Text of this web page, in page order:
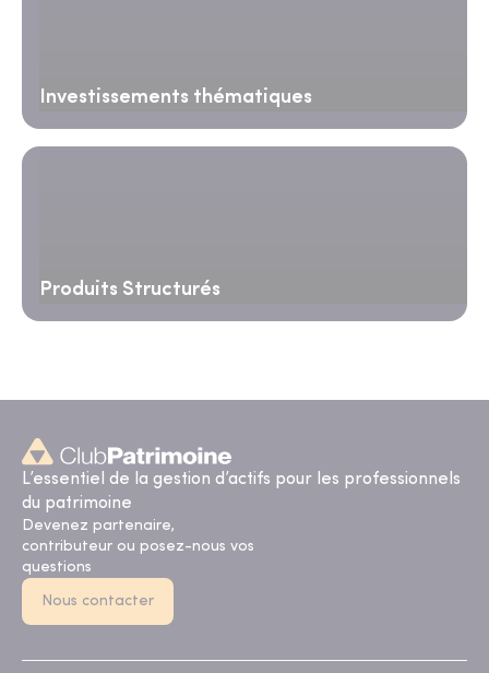
Investissements thématiques
Produits Structurés
L’essentiel de la gestion d’actifs pour les professionnels
du patrimoine
Devenez partenaire,
contributeur ou posez-nous vos
questions
Nous contacter